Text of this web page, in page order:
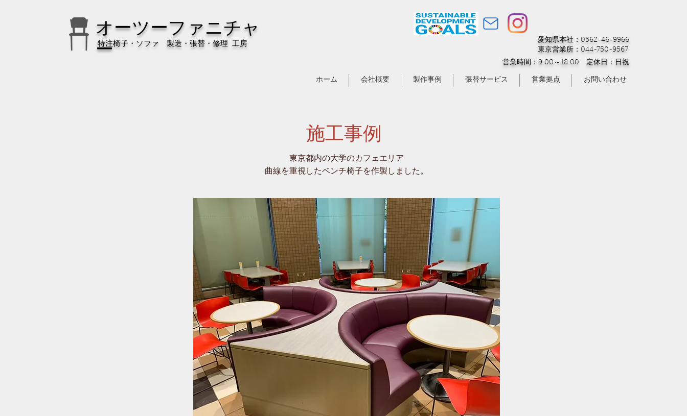
オーツーファニチャ
ー
特注椅子・ソファ 製造・張替・修理 工房
施工事例
東京都内の大学のカフェエリア
​曲線を重視したベンチ椅子を作製しました​。
愛知県本社：0562-46-9966
東京営業所：044-750-9567
営業時間：9:00～18:00 定休日：日祝
ホーム 会社概要 製作事例 張替サービス 営業拠点 お問い合わせ